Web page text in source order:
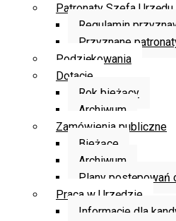
Patronaty Szefa Urzędu
Regulamin
Przyznane
Podziękowania
Dotacje
Rok bieżący
Archiwum
Zamówienia publiczne
Bieżące
Archiwum
Plany postępowań
Praca w Urzędzie
Informacje dla